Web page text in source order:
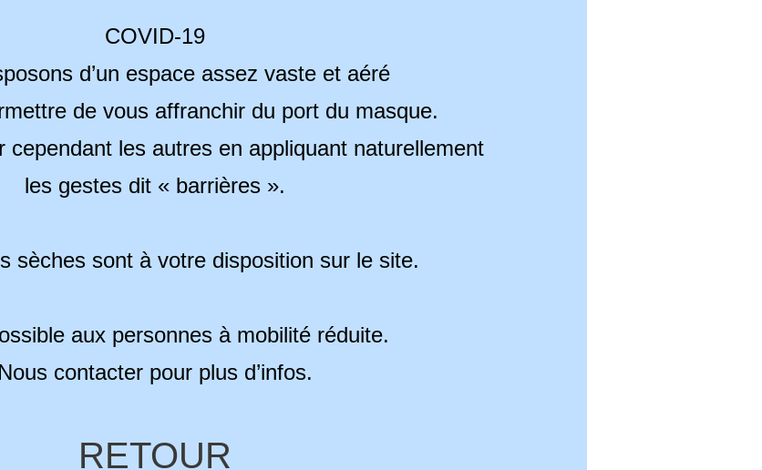
COVID-19
d’un espace assez vaste et aéré
de vous affranchir du port du masque.
cependant les autres en appliquant naturellement
les gestes dit « barrières ».
sèches sont à votre disposition sur le site.
aux personnes à mobilité réduite.
Nous contacter pour plus d’infos.
RETOUR